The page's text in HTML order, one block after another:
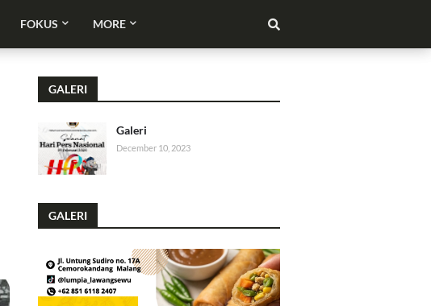
FOKUS MORE
GALERI
Galeri
December 10, 2023
GALERI